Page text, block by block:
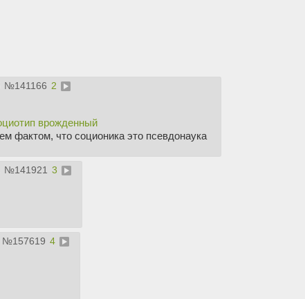
№141166 2
врожденный
фактом, что соционика это псевдонаука
№141921 3
№157619 4